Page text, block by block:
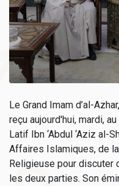
Le Grand Imam d’al-
reçu aujourd'hui, mardi,
Latif Ibn ‘Abdul ‘Aziz al-
Affaires Islamiques, de
Religieuse pour discuter
les deux parties. Son